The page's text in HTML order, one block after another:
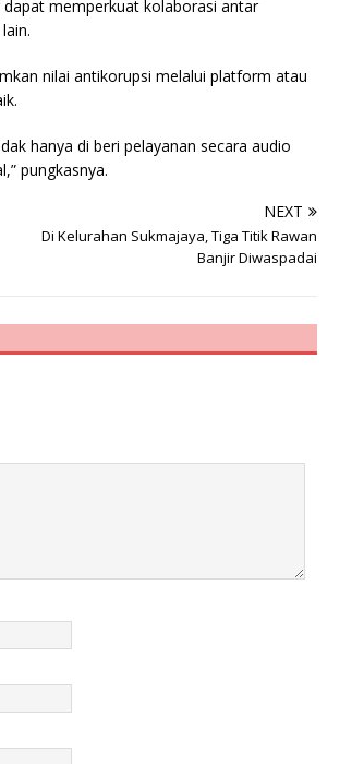
memperkuat kolaborasi antar
nilai antikorupsi melalui platform atau
hanya di beri pelayanan secara audio
pungkasnya.
NEXT
Di Kelurahan Sukmajaya, Tiga Titik Rawan
Banjir Diwaspadai